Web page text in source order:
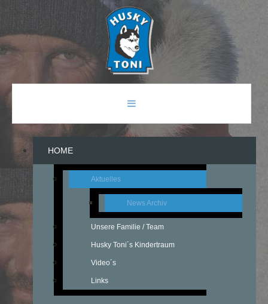
HOME
Aktuelles
News Archiv
Unsere Familie / Team
Husky Toni´s Kindertraum
Video´s
Links